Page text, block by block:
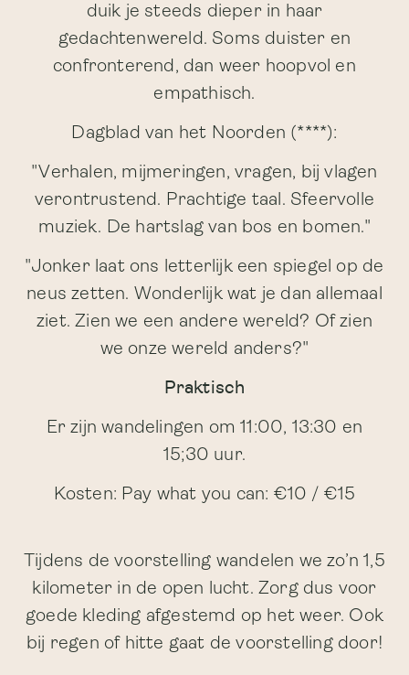
duik je steeds dieper in haar
gedachtenwereld. Soms duister en
confronterend, dan weer hoopvol en
empathisch.
Dagblad van het Noorden (****):
"Verhalen, mijmeringen, vragen, bij vlagen
verontrustend. Prachtige taal. Sfeervolle
muziek. De hartslag van bos en bomen."
"Jonker laat ons letterlijk een spiegel op de
neus zetten. Wonderlijk wat je dan allemaal
ziet. Zien we een andere wereld? Of zien
we onze wereld anders?"
Praktisch
Er zijn wandelingen om 11:00, 13:30 en
15;30 uur.
Kosten: Pay what you can: €10 / €15
Tijdens de voorstelling wandelen we zo’n 1,5
kilometer in de open lucht. Zorg dus voor
goede kleding afgestemd op het weer. Ook
bij regen of hitte gaat de voorstelling door!